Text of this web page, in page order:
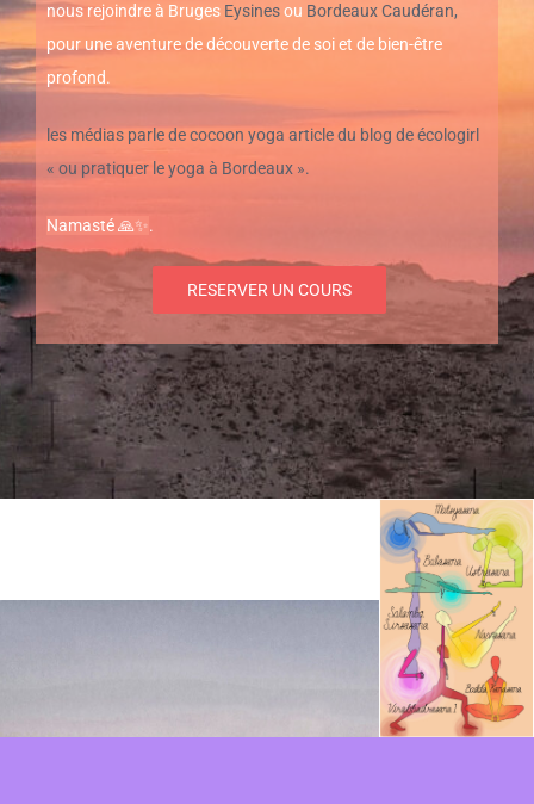
nous rejoindre à Bruges Eysinesou Bordeaux Caudéran,
pour une aventure de découverte de soi et de bien-être
profond.
les médias parle de cocoon yoga article du blog de écologirl
« ou pratiquer le yoga à Bordeaux ».
Namasté 🙏✨.
RESERVER UN COURS